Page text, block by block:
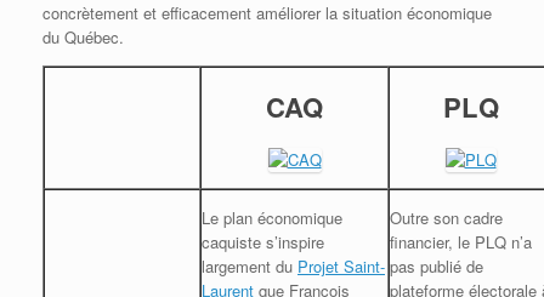
concrètement et efficacement améliorer la situation économique
du Québec.
CAQ PLQ
Le plan économique
caquiste s’inspire
largement du Projet Saint-
Laurent que François
Outre son cadre
financier, le PLQ n’a
pas publié de
plateforme électorale